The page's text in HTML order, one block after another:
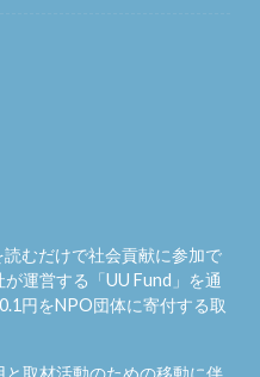
むだけで社会貢献に参加で
が運営する「UU Fund 」を通
円をNPO団体に寄付する取
取材活動のための移動に伴